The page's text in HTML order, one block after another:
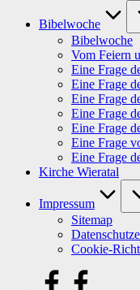
Bibelwoche
Bibelwoche
Vom Feiern
Eine Frage
Eine Frage
Eine Frage
Eine Frage
Eine Frage
Eine Frage
Eine Frage
Kirche Wieratal
Impressum
Sitemap
Cookie-
facebook.com